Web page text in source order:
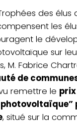
des élus
les
le
sur
M. Fabrice
de
vu remettre le
, situé sur la